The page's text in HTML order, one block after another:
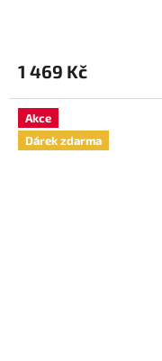
1 469 Kč
Akce
Dárek zdarma